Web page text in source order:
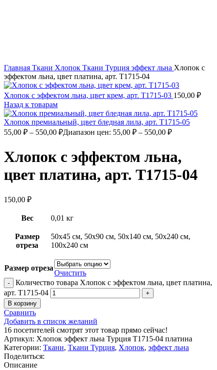
Главная Ткани Хлопок Ткани Турция эффект льна Хлопок с
эффектом льна, цвет платина, арт. Т1715-04
Хлопок с эффектом льна, цвет крем, арт. Т1715-03 150,00 ₽
Назад к товарам
Хлопок премиальный, цвет бледная лила, арт. Т1715-05
55,00 ₽ – 550,00 ₽Диапазон цен: 55,00 ₽ – 550,00 ₽
Хлопок с эффектом льна,
цвет платина, арт. Т1715-04
150,00 ₽
Вес 0,01 кг
Размер
отреза
50х45 см, 50х90 см, 50х140 см, 50х240 см,
100х240 см
Размер отреза
Очистить
Количество товара Хлопок с эффектом льна, цвет платина,
арт. Т1715-04
В корзину
Сравнить
Добавить в список желаний
16 посетителей смотрят этот товар прямо сейчас!
Артикул: Хлопок эффект льна Турция Т1715-04 платина
Категории: Ткани, Ткани Турция, Хлопок, эффект льна
Поделиться:
Описание